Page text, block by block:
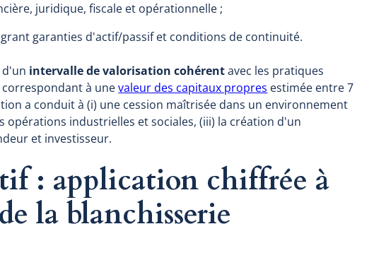
juridique, fiscale et opérationnelle ;
garanties d'actif/passif et conditions de continuité.
d'un intervalle de valorisation cohérentavec les pratiques
correspondant à unevaleur des capitaux propres estimée entre 7
a conduit à (i) une cession maîtrisée dans un environnement
opérations industrielles et sociales, (iii) la création d'un
et investisseur.
: application chiffrée à
la blanchisserie